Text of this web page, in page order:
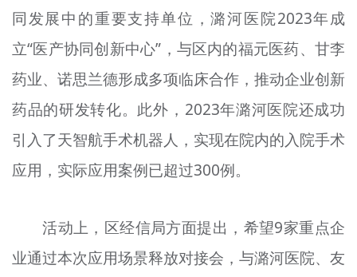
同发展中的重要支持单位，潞河医院2023年成
立“医产协同创新中心”，与区内的福元医药、甘李
药业、诺思兰德形成多项临床合作，推动企业创新
药品的研发转化。此外，2023年潞河医院还成功
引入了天智航手术机器人，实现在院内的入院手术
应用，实际应用案例已超过300例。
活动上，区经信局方面提出，希望9家重点企
业通过本次应用场景释放对接会，与潞河医院、友